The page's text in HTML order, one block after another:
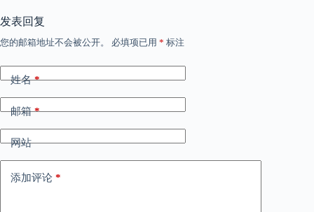
发表回复
您的邮箱地址不会被公开。 必填项已用 * 标注
姓名*
邮箱*
网站
添加评论 *